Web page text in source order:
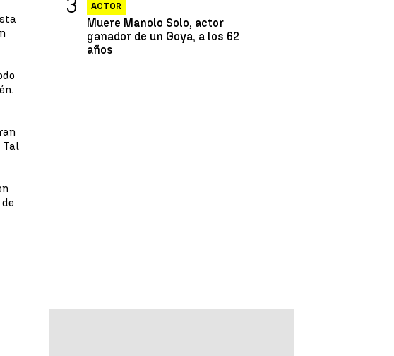
Tal
ACTOR
Muere Manolo Solo, actor
ganador de un Goya, a los 62
años